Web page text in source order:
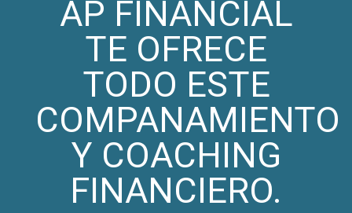
AP FINANCIAL
TE OFRECE
TODO ESTE
COMPANAMIENTO
Y COACHING
FINANCIERO.